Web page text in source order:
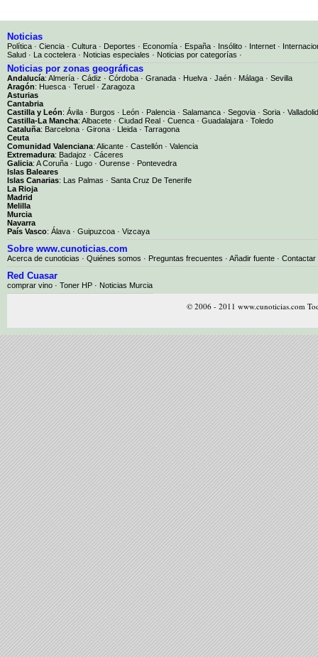
Noticias
Política · Ciencia · Cultura · Deportes · Economía · España · Insólito · Internet ·
Salud · La coctelera · Noticias especiales · Noticias por categorías ·
Noticias por zonas geográficas
Andalucía: Almería · Cádiz · Córdoba · Granada · Huelva · Jaén · Málaga · Sevilla
Aragón: Huesca · Teruel · Zaragoza
Asturias
Cantabria
Castilla y León: Ávila · Burgos · León · Palencia · Salamanca · Segovia · Soria · Valladolid
Castilla-La Mancha: Albacete · Ciudad Real · Cuenca · Guadalajara · Toledo
Cataluña: Barcelona · Girona · Lleida · Tarragona
Ceuta
Comunidad Valenciana: Alicante · Castellón · Valencia
Extremadura: Badajoz · Cáceres
Galicia: A Coruña · Lugo · Ourense · Pontevedra
Islas Baleares
Islas Canarias: Las Palmas · Santa Cruz De Tenerife
La Rioja
Madrid
Melilla
Murcia
Navarra
País Vasco: Álava · Guipuzcoa · Vizcaya
Sobre www.cunoticias.com
Acerca de cunoticias · Quiénes somos · Preguntas frecuentes · Añadir fuente · Contactar
Red Cuasar
comprar vino · Toner HP · Noticias Murcia
© 2006 - 2011 www.cunoticias.com